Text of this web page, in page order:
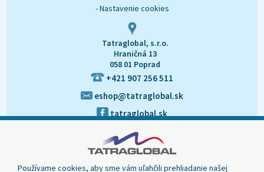
- Nastavenie cookies
Tatraglobal, s.r.o.
Hraničná 13
058 01 Poprad
+421 907 256 511
eshop@tatraglobal.sk
tatraglobal.sk
Používame cookies, aby sme vám uľahčili prehliadanie našej